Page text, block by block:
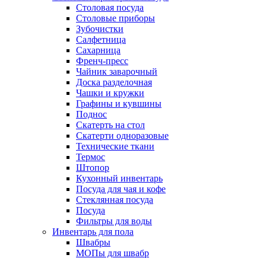
Столовая посуда
Столовые приборы
Зубочистки
Салфетница
Сахарница
Френч-пресс
Чайник заварочный
Доска разделочная
Чашки и кружки
Графины и кувшины
Поднос
Скатерть на стол
Скатерти одноразовые
Технические ткани
Термос
Штопор
Кухонный инвентарь
Посуда для чая и кофе
Стеклянная посуда
Посуда
Фильтры для воды
Инвентарь для пола
Швабры
МОПы для швабр